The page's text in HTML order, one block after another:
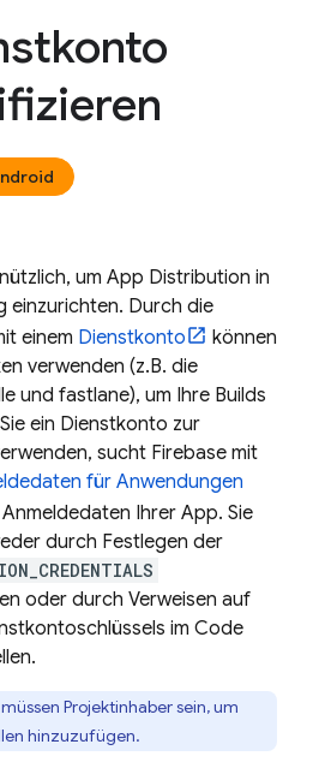
um App Distribution in
einzurichten. Durch die
einem Dienstkonto
können
verwenden (z.B. die
und fastlane), um Ihre Builds
ein Dienstkonto zur
sucht Firebase mit
für Anwendungen
Ihrer App. Sie
durch Festlegen der
oder durch Verweisen auf
im Code
Projektinhaber sein, um
hinzuzufügen.